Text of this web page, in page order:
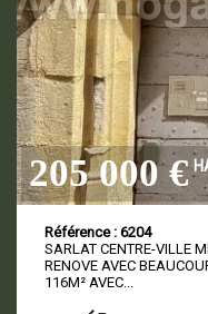
205 000 €
Référence : 6204
SARLAT CENTRE-VILLE
RENOVE AVEC
116M² AVEC...